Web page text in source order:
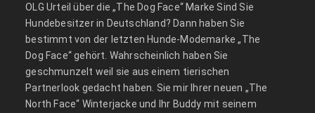
OLG Urteil über die „The Dog Face“ Marke Sind Sie
Hundebesitzer in Deutschland? Dann haben Sie
bestimmt von der letzten Hunde-Modemarke „The
Dog Face“ gehört. Wahrscheinlich haben Sie
geschmunzelt weil sie aus einem tierischen
Partnerlook gedacht haben. Sie mir Ihrer neuen „The
North Face“ Winterjacke und Ihr Buddy mit seinem